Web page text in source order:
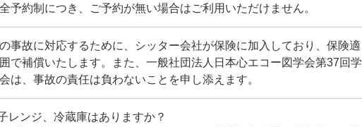
予約制につき、ご予約が無い場合はご利用いただけません。
事故に対応するために、シッター会社が保険に加入しており、保険適
で補償いたします。また、一般社団法人日本心エコー図学会第37回学
は、事故の責任は負わないことを申し添えます。
レンジ、冷蔵庫はありますか？